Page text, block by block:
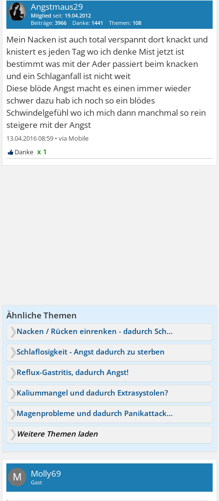
Angstmaus29
Mitglied seit: 19.04.2012
Beiträge:3966 Danke: 1441 Themen: 108
Mein Nacken ist auch total verspannt dort knackt und
knistert es jeden Tag wo ich denke Mist jetzt ist
bestimmt was mit der Ader passiert beim knacken
und ein Schlaganfall ist nicht weit
Diese blöde Angst macht es einen immer wieder
schwer dazu hab ich noch so ein blödes
Schwindelgefühl wo ich mich dann manchmal so rein
steigere mit der Angst
13.04.2016 08:59 •
x 1
Ähnliche Themen
Nacken / Rücken einrenken - dadurch Schlaganfall?
Schlaflosigkeit - Angst dadurch zu sterben
Reflux-Gastritis, dadurch Angst!
Kaliummangel und dadurch Extrasystolen?
Magenprobleme und dadurch Panikattacken
Weitere Themen laden
M Molly69
Gast